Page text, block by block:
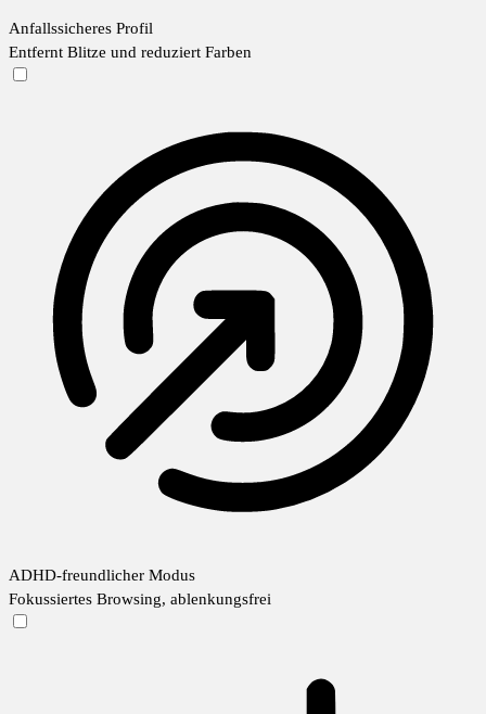
Anfallssicheres Profil
Entfernt Blitze und reduziert Farben
ADHD-freundlicher Modus
Fokussiertes Browsing, ablenkungsfrei